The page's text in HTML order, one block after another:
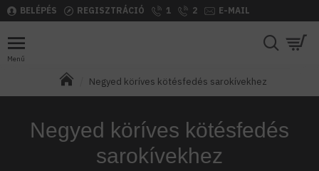
BELÉPÉS REGISZTRÁCIÓ 1 2 E-MAIL
Negyed köríves kötésfedés sarokívekhez
Negyed köríves kötésfedés
sarokívekhez